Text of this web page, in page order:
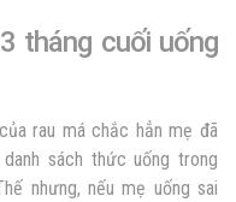
tháng cuối uống
rau má chắc hẳn mẹ đã
sách thức uống trong
nhưng, nếu mẹ uống sai